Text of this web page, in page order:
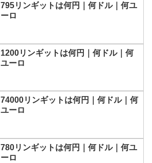
795リンギットは何円｜何ドル｜何ユ
ーロ
1200リンギットは何円｜何ドル｜何
ユーロ
74000リンギットは何円｜何ドル｜何
ユーロ
780リンギットは何円｜何ドル｜何ユ
ーロ